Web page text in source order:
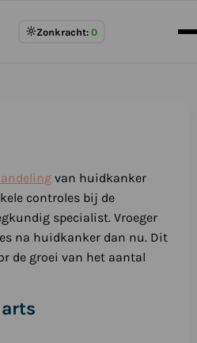
Zonkracht: 0
van huidkanker
controles bij de
specialist. Vroeger
na huidkanker dan nu. Dit
de groei van het aantal